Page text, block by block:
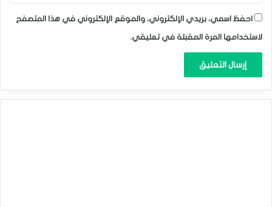
احفظ اسمي، بريدي الإلكتروني، والموقع الإلكتروني في هذا المتصفح
لاستخدامها المرة المقبلة في تعليقي.